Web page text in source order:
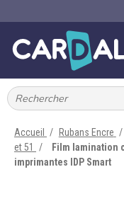
IMPRIMANTES À BADGES
CARTE ET BADGE
Accueil Rubans Encre
et 51
Film lamination
imprimantes IDP Smart